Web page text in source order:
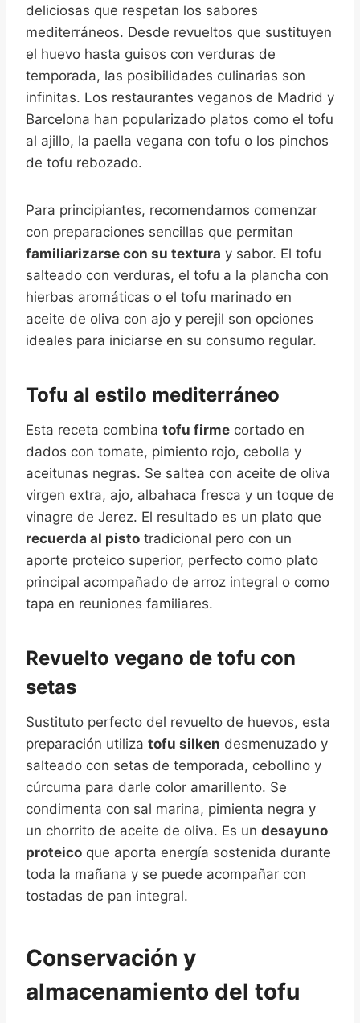
deliciosas que respetan los sabores
mediterráneos. Desde revueltos que sustituyen
el huevo hasta guisos con verduras de
temporada, las posibilidades culinarias son
infinitas. Los restaurantes veganos de Madrid y
Barcelona han popularizado platos como el tofu
al ajillo, la paella vegana con tofu o los pinchos
de tofu rebozado.
Para principiantes, recomendamos comenzar
con preparaciones sencillas que permitan
familiarizarse con su textura y sabor. El tofu
salteado con verduras, el tofu a la plancha con
hierbas aromáticas o el tofu marinado en
aceite de oliva con ajo y perejil son opciones
ideales para iniciarse en su consumo regular.
Tofu al estilo mediterráneo
Esta receta combina tofu firme cortado en
dados con tomate, pimiento rojo, cebolla y
aceitunas negras. Se saltea con aceite de oliva
virgen extra, ajo, albahaca fresca y un toque de
vinagre de Jerez. El resultado es un plato que
recuerda al pisto tradicional pero con un
aporte proteico superior, perfecto como plato
principal acompañado de arroz integral o como
tapa en reuniones familiares.
Revuelto vegano de tofu con
setas
Sustituto perfecto del revuelto de huevos, esta
preparación utiliza tofu silken desmenuzado y
salteado con setas de temporada, cebollino y
cúrcuma para darle color amarillento. Se
condimenta con sal marina, pimienta negra y
un chorrito de aceite de oliva. Es un desayuno
proteico que aporta energía sostenida durante
toda la mañana y se puede acompañar con
tostadas de pan integral.
Conservación y
almacenamiento del tofu